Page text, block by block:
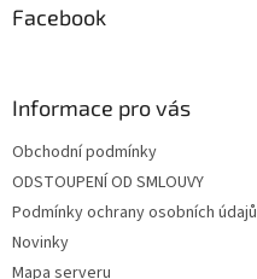
Facebook
Informace pro vás
Obchodní podmínky
ODSTOUPENÍ OD SMLOUVY
Podmínky ochrany osobních údajů
Novinky
Mapa serveru